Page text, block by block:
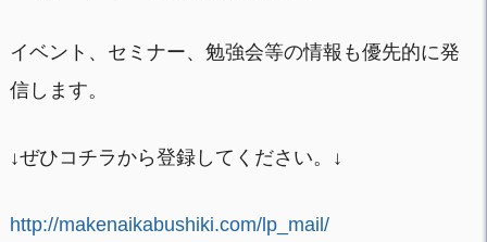
イベント、セミナー、勉強会等の情報も優先的に発
信します。
↓ぜひコチラから登録してください。↓
http://makenaikabushiki.com/lp_mail/